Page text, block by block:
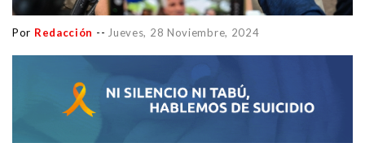
Por Redacción -- Jueves, 28 Noviembre, 2024